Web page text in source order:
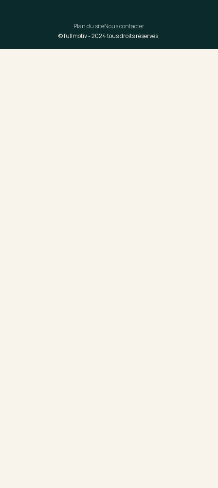
© fullmotiv -2024tous droits réservés.
Plan du siteNous contacter